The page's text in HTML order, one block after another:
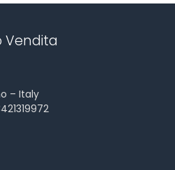
Vendita
– Italy